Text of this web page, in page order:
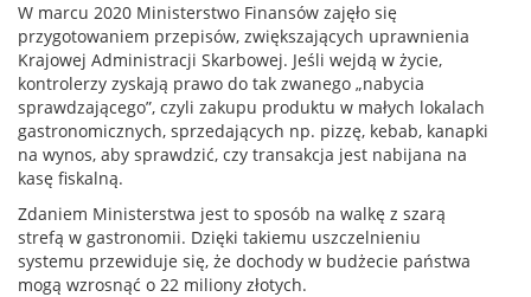
W marcu 2020 Ministerstwo Finansów zajęło się
przygotowaniem przepisów, zwiększających uprawnienia
Krajowej Administracji Skarbowej. Jeśli wejdą w życie,
kontrolerzy zyskają prawo do tak zwanego „nabycia
sprawdzającego”, czyli zakupu produktu w małych lokalach
gastronomicznych, sprzedających np. pizzę, kebab, kanapki
na wynos, aby sprawdzić, czy transakcja jest nabijana na
kasę fiskalną.
Zdaniem Ministerstwa jest to sposób na walkę z szarą
strefą w gastronomii. Dzięki takiemu uszczelnieniu
systemu przewiduje się, że dochody w budżecie państwa
mogą wzrosnąć o 22 miliony złotych.